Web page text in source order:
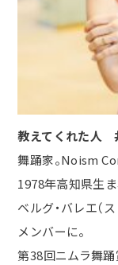
教えてくれた人
舞踊家。Noism
1978年高知県生ま
ベルグ・バレエ（
メンバーに。
第38回ニムラ舞